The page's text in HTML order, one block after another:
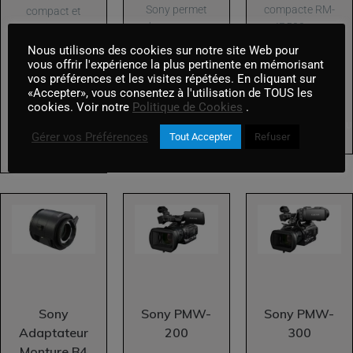
compact et
étanche
jusqu'à 10m,
résistant...
AJOUTER AU PANIER
Sony permet
de capturer...
AJOUTER AU PANIER
compacte RM-
IP500 est
joystick...
Sony
Adaptateur
Sony PMW-
200
Sony PMW-
300
Nous utilisons des cookies sur notre site Web pour
vous offrir l'expérience la plus pertinente en mémorisant
vos préférences et les visites répétées. En cliquant sur
«Accepter», vous consentez à l'utilisation de TOUS les
cookies. Voir notre Politique de Cookies .
Gérer vos Préférences Tout Accepter Refuser